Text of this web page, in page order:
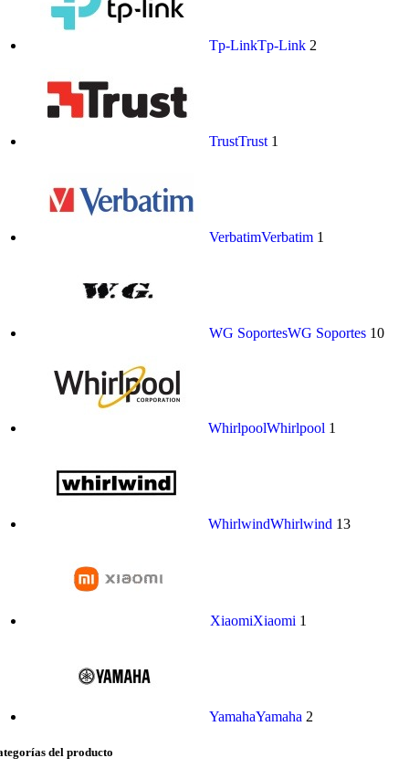
Tp-LinkTp-Link 2
TrustTrust 1
VerbatimVerbatim 1
WG SoportesWG Soportes 10
WhirlpoolWhirlpool 1
WhirlwindWhirlwind 13
XiaomiXiaomi 1
YamahaYamaha 2
del producto